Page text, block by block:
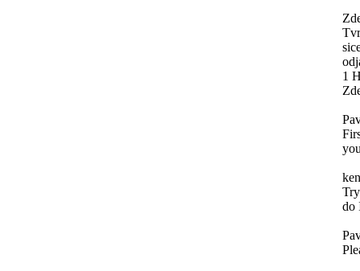
1
do